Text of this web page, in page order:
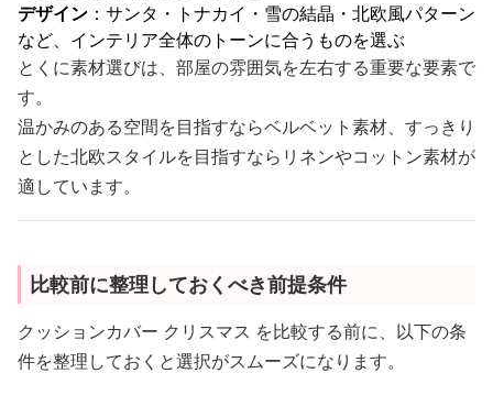
デザイン ：サンタ・トナカイ・雪の結晶・北欧風パターン
など、インテリア全体のトーンに合うものを選ぶ
とくに素材選びは、部屋の雰囲気を左右する重要な要素で
す。
温かみのある空間を目指すならベルベット素材、すっきり
とした北欧スタイルを目指すならリネンやコットン素材が
適しています。
比較前に整理しておくべき前提条件
クッションカバー クリスマス を比較する前に、以下の条
件を整理しておくと選択がスムーズになります。